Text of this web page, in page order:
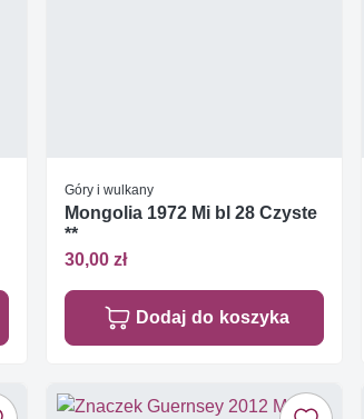
Góry i wulkany
Mongolia 1972 Mi bl 28 Czyste
**
30,00 zł
Dodaj do koszyka